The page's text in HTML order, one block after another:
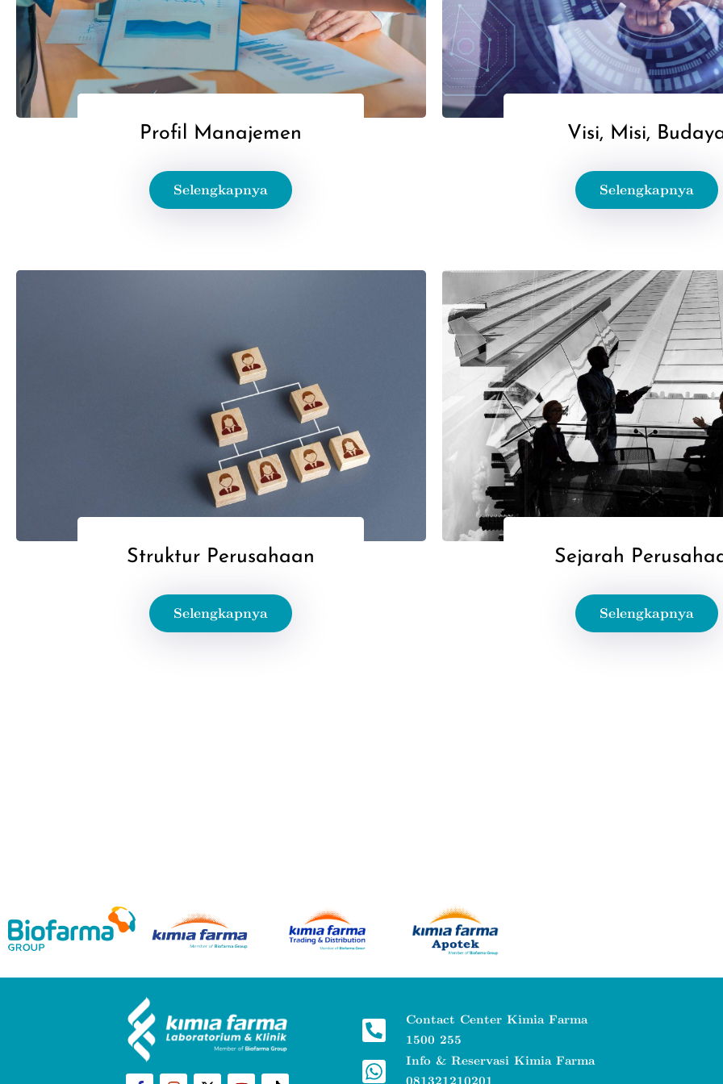
Profil Manajemen
Selengkapnya
Visi, Misi,
Selengkapnya
Struktur Perusahaan
Selengkapnya
Sejarah
Selengkapnya
Contact Center Kimia Farma
1500 255
Info & Reservasi Kimia Farma